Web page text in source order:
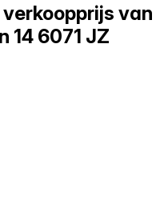
van
14 6071 JZ